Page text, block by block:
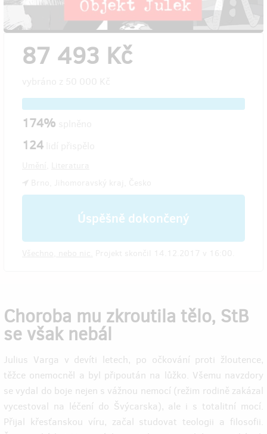
87 493 Kč
174%
124
Úspěšně dokončený
Choroba mu zkroutila tělo, StB
se však nebál
Julius Varga v devíti letech, po očkování proti žloutence,
těžce onemocněl a byl připoután na lůžko. Všemu navzdory
se vydal do boje nejen s vážnou nemocí (režim rodině zakázal
vycestoval na léčení do Švýcarska), ale i s totalitní mocí.
Přijal křesťanskou víru, začal studovat teologii a filosofii.